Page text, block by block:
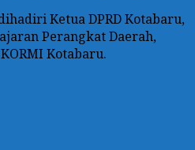
Ketua DPRD Kotabaru,
Perangkat Daerah,
Kotabaru.